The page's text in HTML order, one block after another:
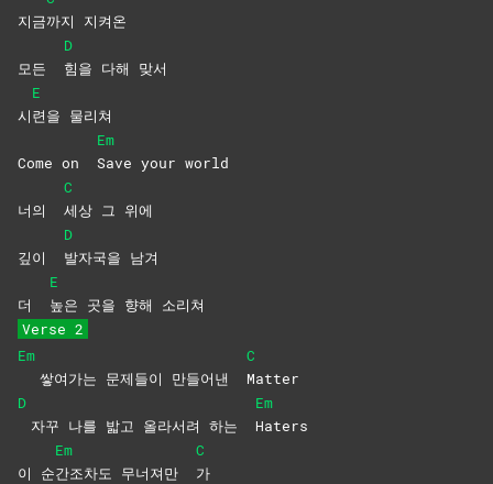
지금까지 지켜온
모든
D
힘을 다해 맞서
시
E
련을 물리쳐
Come on
Em
Save your world
너의
C
세상 그 위에
깊이
D
발자국을 남겨
더
E
높은 곳을 향해 소리쳐
Verse 2
Em
쌓여가는 문제들이 만들어낸
C
Matter
D
자꾸 나를 밟고 올라서려 하는
Em
Haters
이 순
Em
간조차도 무너져만
C
가